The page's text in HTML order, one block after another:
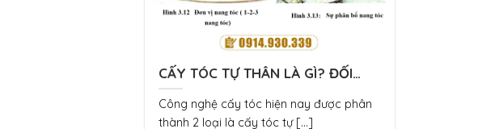
CẤY TÓC TỰ THÂN LÀ GÌ? ĐỐI
TƯỢNG NÀO THÌ NÊN CẤY TÓC TỰ
THÂN
Công nghệ cấy tóc hiện nay được phân
thành 2 loại là cấy tóc tự [...]